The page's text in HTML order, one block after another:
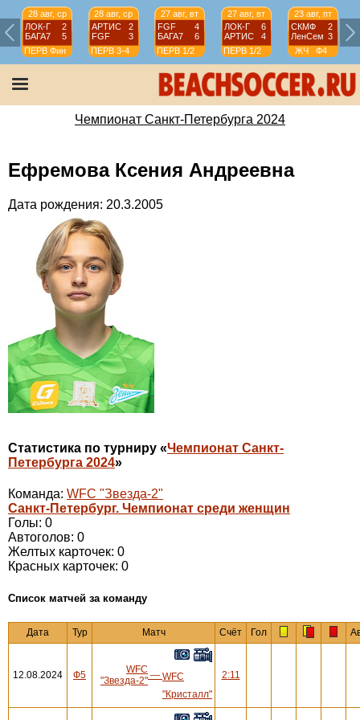
28 авг, ср
ЛОК-Г
2
БАГА7
5
ПЕРВ Фин
28 авг, ср
АРТИС
2
FGF
3
ПЕРВ 3-4
27 авг, вт
FGF
4
БАГА7
6
ПЕРВ 1/2
27 авг, вт
ЛОК-Г
6
АРТИС
4
ПЕРВ 1/2
23 авг, пт
СКМФ
2
ЛенСем 3
ЖЧ
Ф4
Чемпионат Санкт-Петербурга 2024
Ефремова Ксения Андреевна
Дата рождения: 20.3.2005
Статистика по турниру «Чемпионат Санкт-
Петербурга 2024»
Команда: WFC "Звезда-2"
Санкт-Петербург. Чемпионат среди женщин
Голы: 0
Автоголов: 0
Желтых карточек: 0
Красных карточек: 0
Cписок матчей за команду
Дата Тур Матч Счёт Гол
12.08.2024 Ф5
WFC
"Звезда-2" — WFC
"Кристалл"
2:11